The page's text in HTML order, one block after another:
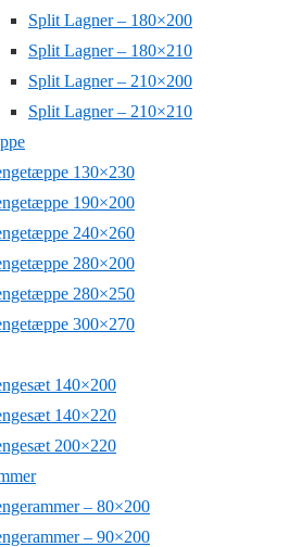
Split Lagner – 180×200
Split Lagner – 180×210
Split Lagner – 210×200
Split Lagner – 210×210
130×230
190×200
240×260
280×200
280×250
300×270
140×200
140×220
200×220
– 80×200
– 90×200